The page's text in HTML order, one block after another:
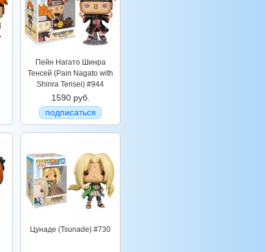
Пейн Нагато Шинра
Тенсей (Pain Nagato with
Shinra Tensei) #944
1590 руб.
подписаться
Цунаде (Tsunade) #730